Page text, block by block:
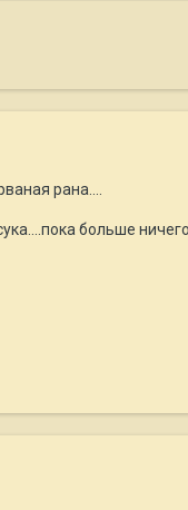
рана....
больше